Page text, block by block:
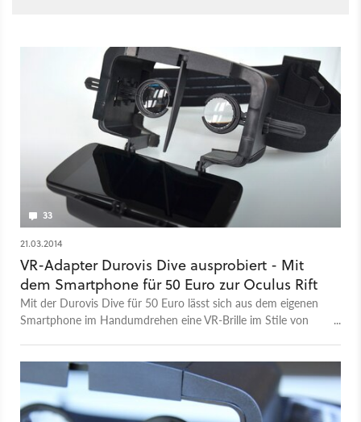
33
21.03.2014
VR-Adapter Durovis Dive ausprobiert - Mit
dem Smartphone für 50 Euro zur Oculus Rift
Mit der Durovis Dive für 50 Euro lässt sich aus dem eigenen
Smartphone im Handumdrehen eine VR-Brille im Stile von